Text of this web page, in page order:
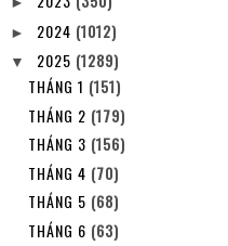
► 2024 (1012)
▼ 2025 (1289)
THÁNG 1 (151)
THÁNG 2 (179)
THÁNG 3 (156)
THÁNG 4 (70)
THÁNG 5 (68)
THÁNG 6 (63)